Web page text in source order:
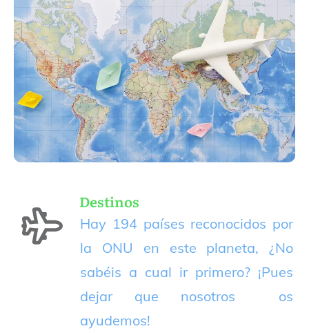
Destinos
Hay 194 países reconocidos por
la ONU en este planeta, ¿No
sabéis a cual ir primero? ¡Pues
dejar que nosotros os
ayudemos!